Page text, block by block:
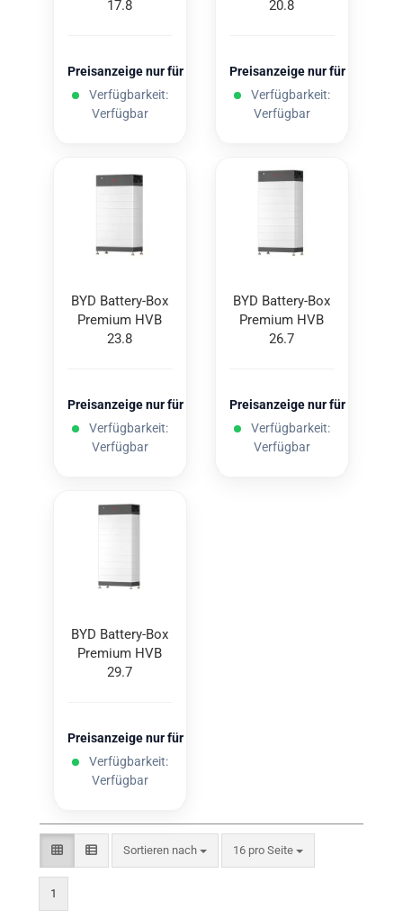
17.8
Preisanzeige nur für freigeschaltete Kunden
Verfügbarkeit:
Verfügbar
20.8
Preisanzeige nur für
Verfügbarkeit:
Verfügbar
BYD Battery-​​Box
Pre­mi­um HVB
23.8
Preisanzeige nur für freigeschaltete Kunden
Verfügbarkeit:
Verfügbar
BYD Battery-​​Box
Pre­mi­um HVB
26.7
Preisanzeige nur für
Verfügbarkeit:
Verfügbar
BYD Battery-​​Box
Pre­mi­um HVB
29.7
Preisanzeige nur für freigeschaltete Kunden
Verfügbarkeit:
Verfügbar
Sortieren nach 16 pro Seite
1